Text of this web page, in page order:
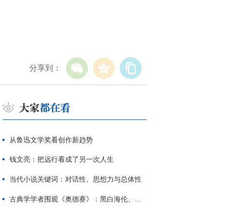
分享到：
从鲁迅文学奖看创作新趋势
钱文亮：把远行看成了另一次人生
当代小说关键词：对话性、思想力与总体性
古典学学者围观《奥德赛》：黑白海伦、佩涅罗佩的别针与神秘入侵者